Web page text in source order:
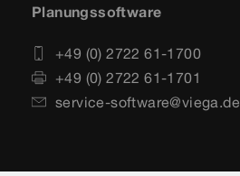
Planungssoftware
+49 (0) 2722 61-1700
+49 (0) 2722 61-1701
service-software@viega.de